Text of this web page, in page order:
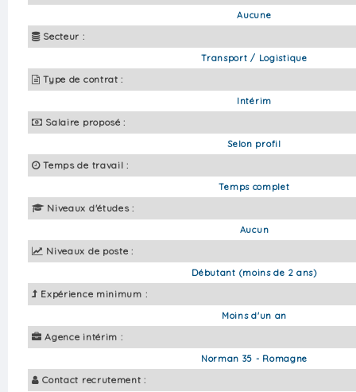
Aucune
Secteur :
Transport / Logistique
Type de contrat :
Intérim
Salaire proposé :
Selon profil
Temps de travail :
Temps complet
Niveaux d'études :
Aucun
Niveaux de poste :
Débutant (moins de 2 ans)
Expérience minimum :
Moins d'un an
Agence intérim :
Norman 35 - Romagne
Contact recrutement :